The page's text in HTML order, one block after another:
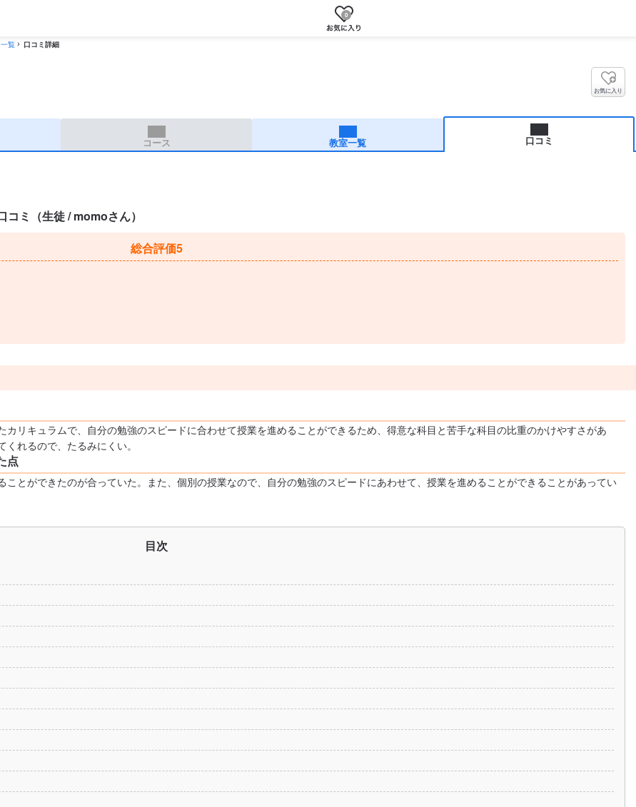
0
覧 口コミ詳細
お気に入り
コース 教室一覧 口コミ
ミ（生徒 / momoさん）
総合評価5
リキュラムで、自分の勉強のスピードに合わせて授業を進めることができるため、得意な科目と苦手な科目の比重のかけやすさがあ
れるので、たるみにくい。
点
とができたのが合っていた。また、個別の授業なので、自分の勉強のスピードにあわせて、授業を進めることができることがあってい
目次